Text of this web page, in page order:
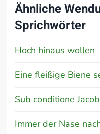
Ähnliche
Sprichwörter
Hoch hinaus wollen
Eine fleißige Biene
Sub conditione
Immer der Nase nach